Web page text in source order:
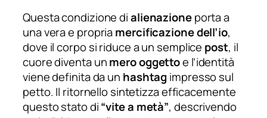
Questa condizione dialienazioneporta a
una vera e propriamercificazione dell’io,
dove il corpo si riduce a un semplice post, il
cuore diventa unmero oggettoe l’identità
viene definita da un hashtag impresso sul
petto. Il ritornello sintetizza efficacemente
questo stato di“vite a metà”, descrivendo